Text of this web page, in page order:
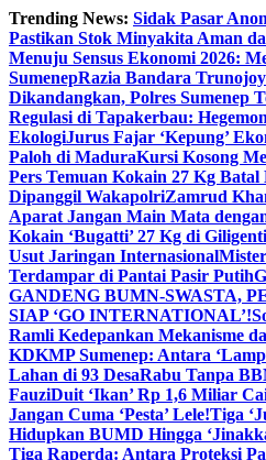
Skip
to
content
Trending News: Sidak Pasar
Pastikan Stok Minyakita Aman
Menuju Sensus Ekonomi 2026:
SumenepRazia Bandara
Dikandangkan, Polres Sumenep
Regulasi di Tapakerbau:
EkologiJurus Fajar ‘Kepung’
Paloh di MaduraKursi Kosong
Pers Temuan Kokain 27 Kg
Dipanggil WakapolriZamrud
Aparat Jangan Main Mata
Kokain ‘Bugatti’ 27 Kg di
Usut Jaringan Internasional
Terdampar di Pantai Pasir Putih
GANDENG BUMN-SWASTA,
SIAP ‘GO INTERNATIONAL’!
Ramli Kedepankan Mekanisme
KDKMP Sumenep: Antara
Lahan di 93 DesaRabu Tanpa
FauziDuit ‘Ikan’ Rp 1,6 Miliar
Jangan Cuma ‘Pesta’ Lele!Tiga
Hidupkan BUMD Hingga
Tiga Raperda: Antara Proteksi